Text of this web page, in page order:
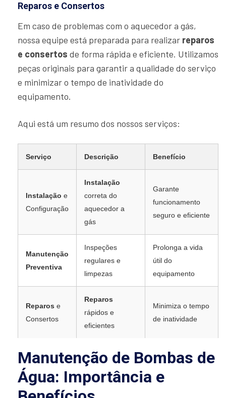
Reparos e Consertos
Em caso de problemas com o aquecedor a gás,
nossa equipe está preparada para realizar reparos
e consertos de forma rápida e eficiente. Utilizamos
peças originais para garantir a qualidade do serviço
e minimizar o tempo de inatividade do
equipamento.
Aqui está um resumo dos nossos serviços:
Serviço Descrição Benefício
Instalação e
Configuração
Instalação
correta do
aquecedor a
gás
Garante
funcionamento
seguro e eficiente
Manutenção
Preventiva
Inspeções
regulares e
limpezas
Prolonga a vida
útil do
equipamento
Reparos e
Consertos
Reparos
rápidos e
eficientes
Minimiza o tempo
de inatividade
Manutenção de Bombas de
Água: Importância e